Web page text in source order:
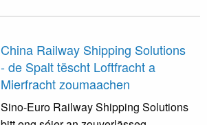
China Railway Shipping Solutions
- de Spalt tëscht Loftfracht a
Mierfracht zoumaachen
Sino-Euro Railway Shipping Solutions